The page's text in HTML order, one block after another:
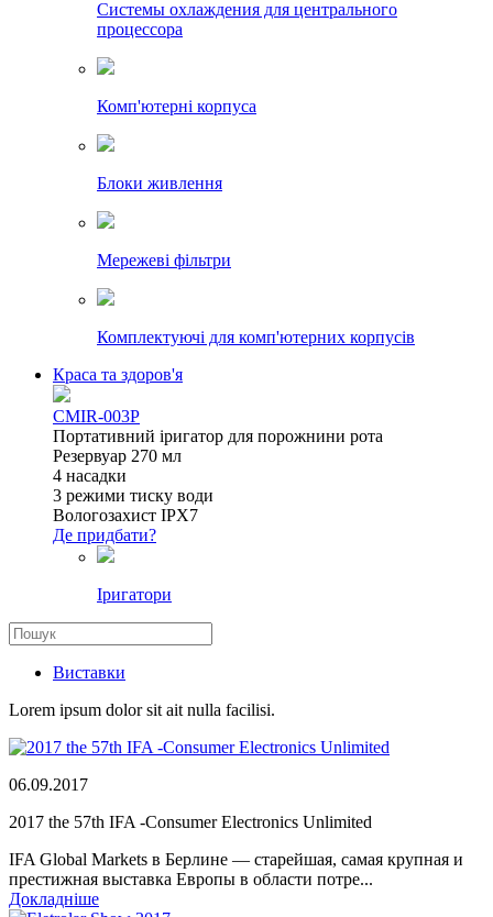
Системы охлаждения для центрального
процессора
Комп'ютерні корпуса
Блоки живлення
Мережеві фільтри
Комплектуючі для комп'ютерних корпусів
Краса та здоров'я
CMIR-003P
Портативний іригатор для порожнини рота
Резервуар 270 мл
4 насадки
3 режими тиску води
Вологозахист IPX7
Де придбати?
Іригатори
Виставки
Lorem ipsum dolor sit ait nulla facilisi.
06.09.2017
2017 the 57th IFA -Consumer Electronics Unlimited
IFA Global Markets в Берлине — старейшая, самая крупная и
престижная выставка Европы в области потре...
Докладніше